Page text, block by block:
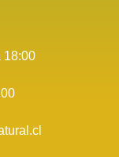
18:00